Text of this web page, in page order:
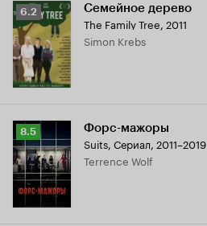
Рейтинг
Кинопоиска
6.2
6.2 Семейное дерево
The Family Tree, 2011
Simon Krebs
Рейтинг
Кинопоиска
8.5
8.5 Форс-мажоры
Suits, Сериал, 2011–2019
Terrence Wolf